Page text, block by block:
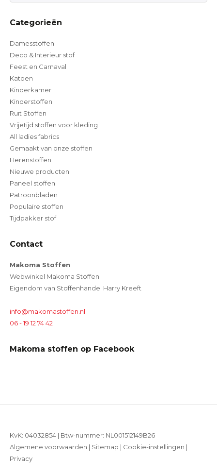
Categorieën
Damesstoffen
Deco & Interieur stof
Feest en Carnaval
Katoen
Kinderkamer
Kinderstoffen
Ruit Stoffen
Vrijetijd stoffen voor kleding
All ladies fabrics
Gemaakt van onze stoffen
Herenstoffen
Nieuwe producten
Paneel stoffen
Patroonbladen
Populaire stoffen
Tijdpakker stof
Contact
Makoma Stoffen
Webwinkel Makoma Stoffen
Eigendom van Stoffenhandel Harry Kreeft
info@makomastoffen.nl
06 - 19 12 74 42
Makoma stoffen op Facebook
KvK: 04032854 | Btw-nummer: NL001512149B26
Algemene voorwaarden | Sitemap | Cookie-instellingen |
Privacy